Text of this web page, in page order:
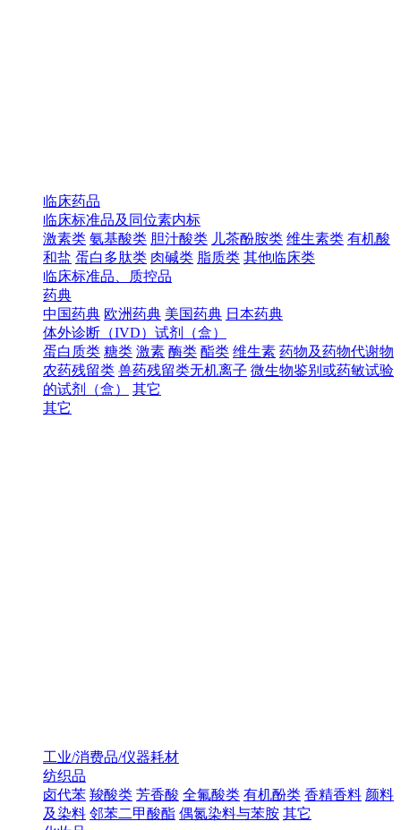
临床药品
临床标准品及同位素内标
激素类 氨基酸类 胆汁酸类 儿茶酚胺类 维生素类 有机酸
和盐 蛋白多肽类 肉碱类 脂质类 其他临床类
临床标准品、质控品
药典
中国药典 欧洲药典 美国药典 日本药典
体外诊断（IVD）试剂（盒）
蛋白质类 糖类 激素 酶类 酯类 维生素 药物及药物代谢物
农药残留类 兽药残留类无机离子 微生物鉴别或药敏试验
的试剂（盒）
其它
其它
工业/消费品/仪器耗材
纺织品
卤代苯 羧酸类 芳香酸 全氟酸类 有机酚类 香精香料 颜料
及染料 邻苯二甲酸酯 偶氮染料与苯胺 其它